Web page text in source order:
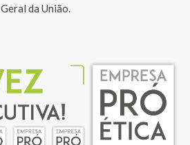
Geral da União.